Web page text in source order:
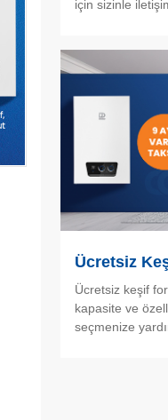
için sizinle
Ücretsiz
Ücretsiz keşif
kapasite ve
seçmenize